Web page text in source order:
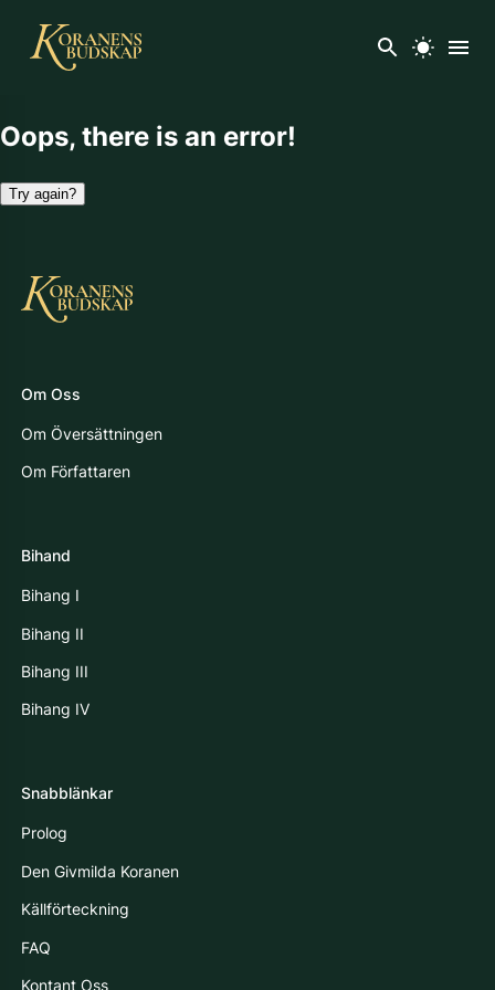
Oops, there is an error!
Try again?
Om Oss
Om Översättningen
Om Författaren
Bihand
Bihang I
Bihang II
Bihang III
Bihang IV
Snabblänkar
Prolog
Den Givmilda Koranen
Källförteckning
FAQ
Kontant Oss